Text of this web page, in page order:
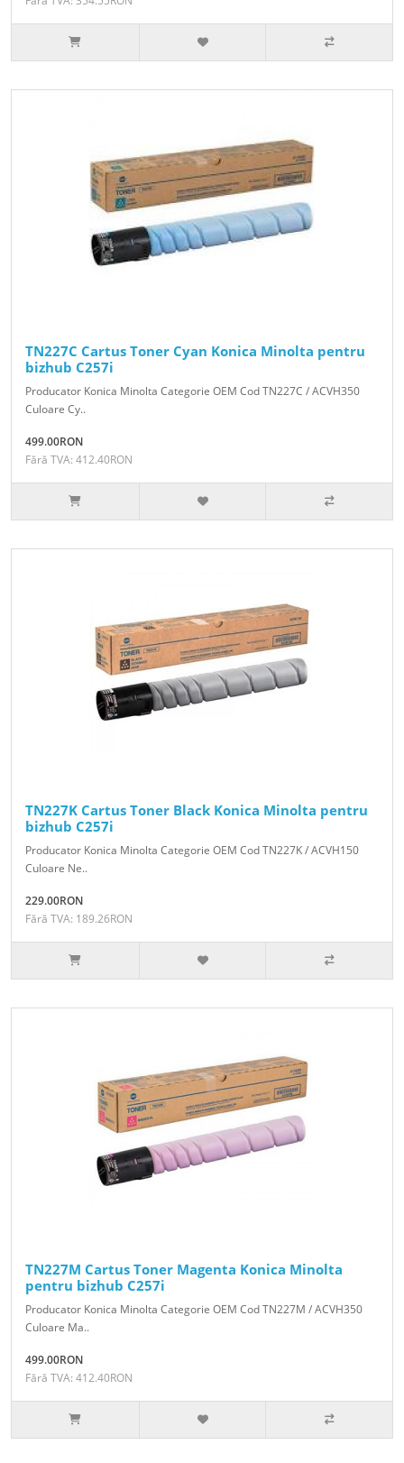
TN227C Cartus Toner Cyan Konica Minolta pentru
bizhub C257i
Producator Konica Minolta Categorie OEM Cod TN227C / ACVH350
Culoare Cy..
499.00RON
Fără TVA: 412.40RON
TN227K Cartus Toner Black Konica Minolta pentru
bizhub C257i
Producator Konica Minolta Categorie OEM Cod TN227K / ACVH150
Culoare Ne..
229.00RON
Fără TVA: 189.26RON
TN227M Cartus Toner Magenta Konica Minolta
pentru bizhub C257i
Producator Konica Minolta Categorie OEM Cod TN227M / ACVH350
Culoare Ma..
499.00RON
Fără TVA: 412.40RON